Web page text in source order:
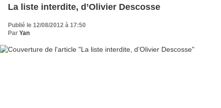
La liste interdite, d’Olivier Descosse
Publié le 12/08/2012 à 17:50
Par Yan